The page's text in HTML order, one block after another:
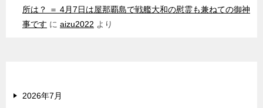
所は？ ＝ 4月7日は屋那覇島で戦艦大和の慰霊も兼ねての御神
事です に aizu2022 より
2026年7月